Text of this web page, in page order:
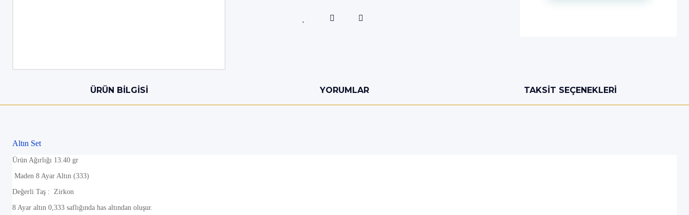
ÜRÜN BILGISI YORUMLAR TAKSIT SEÇENEKLERI
Altın Set
Ürün Ağırlığı 13.40 gr
Maden 8 Ayar Altın (333)
Değerli Taş : Zirkon
8 Ayar altın 0,333 saflığında has altından oluşur.